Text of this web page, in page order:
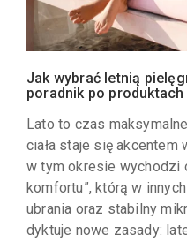
Jak wybrać letnią
poradnik po produktach
Lato to czas
ciała staje się akcentem
w tym okresie wychodzi
komfortu”, którą w
ubrania oraz stabilny
dyktuje nowe zasady: